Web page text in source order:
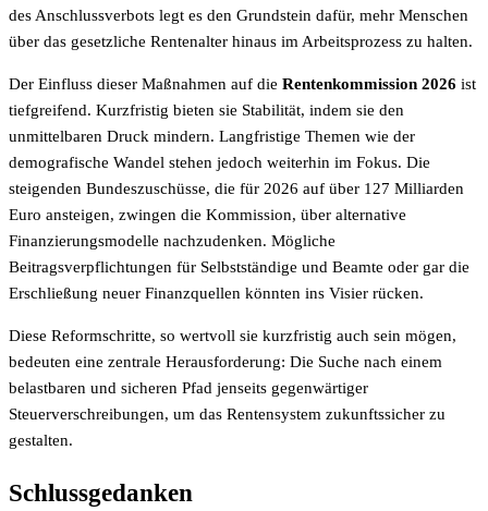
des Anschlussverbots legt es den Grundstein dafür, mehr Menschen
über das gesetzliche Rentenalter hinaus im Arbeitsprozess zu halten.
Der Einfluss dieser Maßnahmen auf die Rentenkommission 2026 ist
tiefgreifend. Kurzfristig bieten sie Stabilität, indem sie den
unmittelbaren Druck mindern. Langfristige Themen wie der
demografische Wandel stehen jedoch weiterhin im Fokus. Die
steigenden Bundeszuschüsse, die für 2026 auf über 127 Milliarden
Euro ansteigen, zwingen die Kommission, über alternative
Finanzierungsmodelle nachzudenken. Mögliche
Beitragsverpflichtungen für Selbstständige und Beamte oder gar die
Erschließung neuer Finanzquellen könnten ins Visier rücken.
Diese Reformschritte, so wertvoll sie kurzfristig auch sein mögen,
bedeuten eine zentrale Herausforderung: Die Suche nach einem
belastbaren und sicheren Pfad jenseits gegenwärtiger
Steuerverschreibungen, um das Rentensystem zukunftssicher zu
gestalten.
Schlussgedanken